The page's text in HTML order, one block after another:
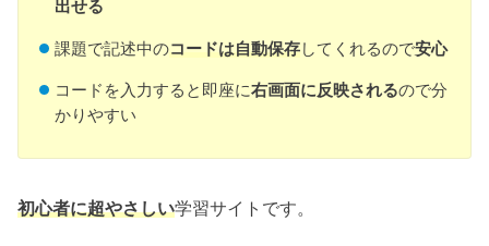
出せる
課題で記述中のコードは自動保存してくれるので安心
コードを入力すると即座に右画面に反映されるので分
かりやすい
初心者に超やさしい学習サイトです。